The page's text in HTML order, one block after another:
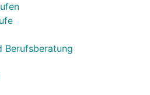
Berufsberatung